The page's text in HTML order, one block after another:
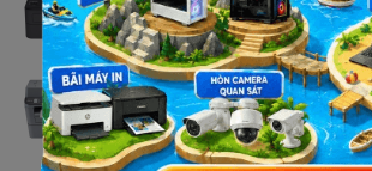
Liên hệ
Máy in Brother MFC - 2701DW
Liên hệ